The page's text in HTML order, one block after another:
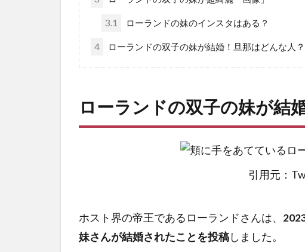
3.1 ローランドの妹のインスタはある？
4 ローランドの双子の妹が結婚！旦那はどんな人
ローランドの双子の妹が結
引用元：
ホスト界の帝王であるローランドさんは、
妹さんが結婚されたことを投稿しました。